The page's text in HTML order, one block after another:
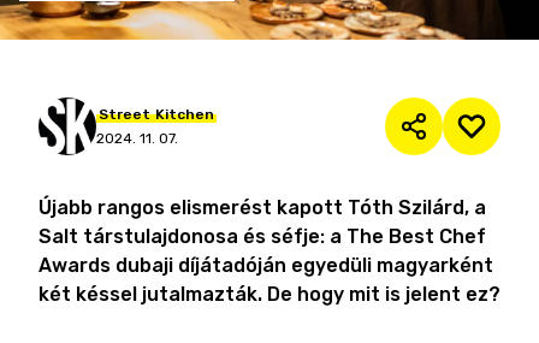
Street Kitchen
2024. 11. 07.
Újabb rangos elismerést kapott Tóth Szilárd, a
Salt társtulajdonosa és séfje: a The Best Chef
Awards dubaji díjátadóján egyedüli magyarként
két késsel jutalmazták. De hogy mit is jelent ez?